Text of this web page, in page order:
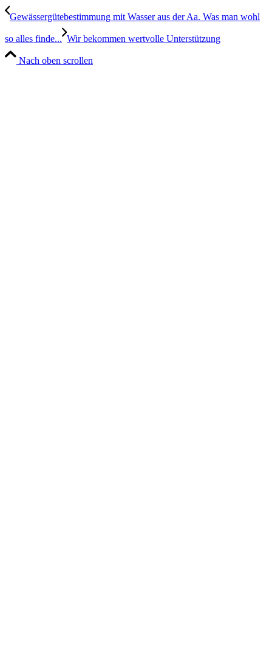
Gewässergütebestimmung mit Wasser aus der Aa. Was man wohl
so alles finde... Wir bekommen wertvolle Unterstützung
Nach oben scrollen